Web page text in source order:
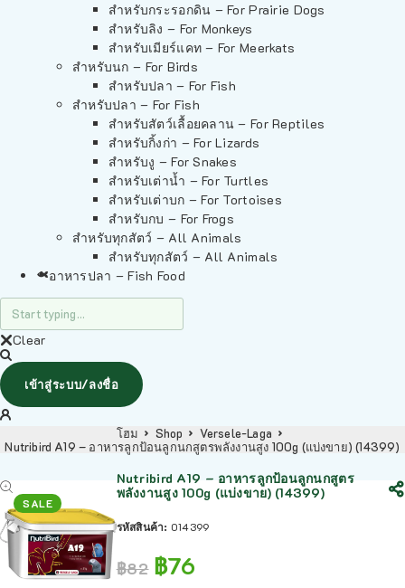
สำหรับกระรอกดิน – For Prairie Dogs
สำหรับลิง – For Monkeys
สำหรับเมียร์แคท – For Meerkats
สำหรับนก – For Birds
สำหรับปลา – For Fish
สำหรับปลา – For Fish
สำหรับสัตว์เลื้อยคลาน – For Reptiles
สำหรับกิ้งก่า – For Lizards
สำหรับงู – For Snakes
สำหรับเต่าน้ำ – For Turtles
สำหรับเต่าบก – For Tortoises
สำหรับกบ – For Frogs
สำหรับทุกสัตว์ – All Animals
สำหรับทุกสัตว์ – All Animals
อาหารปลา – Fish Food
Clear
เข้าสู่ระบบ/ลงชื่อ
โฮม Shop
Versele-Laga
Nutribird A19 – อาหารลูกป้อนลูกนกสูตรพลังงานสูง 100g (แบ่งขาย) (14399)
SALE
Nutribird A19 – อาหารลูกป้อนลูกนกสูตร
พลังงานสูง 100g (แบ่งขาย) (14399)
รหัสสินค้า: 014399
฿82 ฿76